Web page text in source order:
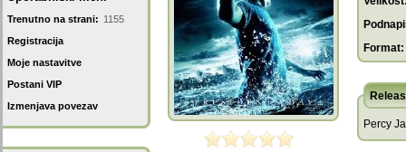
Trenutno na strani: 1155
Registracija
Moje nastavitve
Postani VIP
Izmenjava povezav
Format:
Percy